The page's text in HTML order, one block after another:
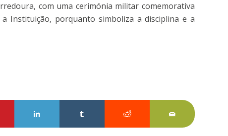
com uma cerimónia militar comemorativa
Instituição, porquanto simboliza a disciplina e a